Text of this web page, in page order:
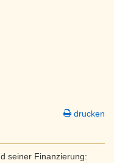
drucken
seiner Finanzierung: